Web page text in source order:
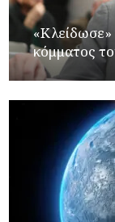
κόμματος